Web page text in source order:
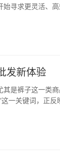
寻求更灵活、
发新体验
是裤子这一类商
一关键词，正反